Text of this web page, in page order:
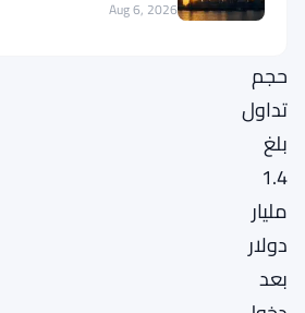
الرقمية
حجم
تداول
بلغ
1.4
مليار
دولار
بعد
Aug 6, 2026